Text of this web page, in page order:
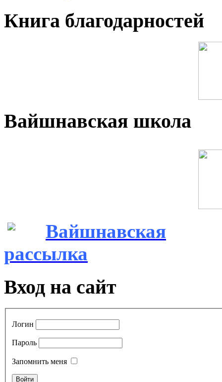
Книга благодарностей
Вайшнавская школа
Вайшнавская
рассылка
Вход на сайт
Логин
Пароль
Запомнить меня